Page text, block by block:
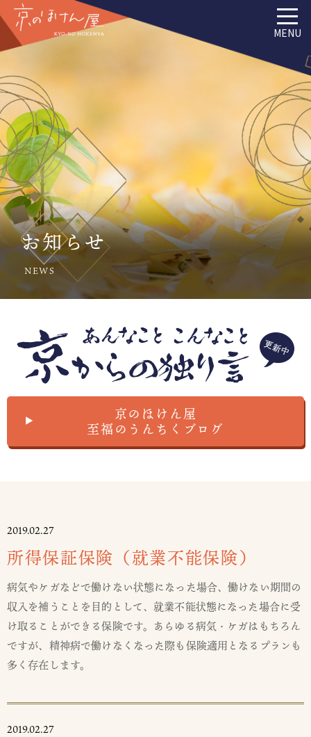
MENU
お知らせ
NEWS
▲
京のほけん屋
至福のうんちくブログ
2019.02.27
所得保証保険（就業不能保険）
病気やケガなどで働けない状態になった場合、働けない期間の
収入を補うことを目的として、就業不能状態になった場合に受
け取ることができる保険です。あらゆる病気・ケガはもちろん
ですが、精神病で働けなくなった際も保険適用となるプランも
多く存在します。
2019.02.27